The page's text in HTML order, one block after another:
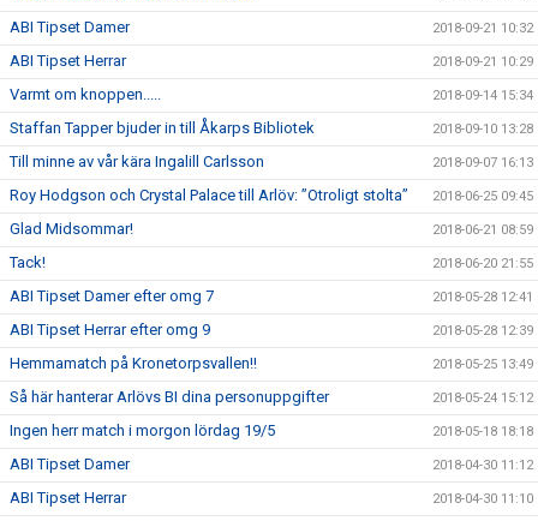
ABI Tipset Damer 2018-09-21 10:32
ABI Tipset Herrar 2018-09-21 10:29
Varmt om knoppen..... 2018-09-14 15:34
Staffan Tapper bjuder in till Åkarps Bibliotek 2018-09-10 13:28
Till minne av vår kära Ingalill Carlsson 2018-09-07 16:13
Roy Hodgson och Crystal Palace till Arlöv: ”Otroligt stolta” 2018-06-25 09:45
Glad Midsommar! 2018-06-21 08:59
Tack! 2018-06-20 21:55
ABI Tipset Damer efter omg 7 2018-05-28 12:41
ABI Tipset Herrar efter omg 9 2018-05-28 12:39
Hemmamatch på Kronetorpsvallen!! 2018-05-25 13:49
Så här hanterar Arlövs BI dina personuppgifter 2018-05-24 15:12
Ingen herr match i morgon lördag 19/5 2018-05-18 18:18
ABI Tipset Damer 2018-04-30 11:12
ABI Tipset Herrar 2018-04-30 11:10